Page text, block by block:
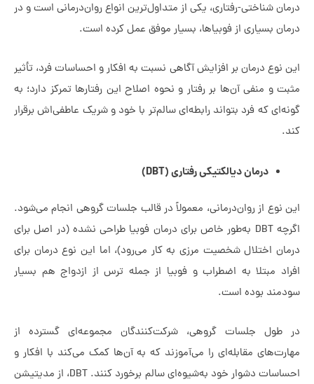
شناختی-رفتاری، یکی از متداول‌ترین انواع روان‌درمانی است و در
بسیاری از فوبیاها، بسیار موفق عمل کرده است.
درمان بر افزایش آگاهی نسبت به افکار و احساسات فرد، تأثیر
و منفی آن‌ها بر رفتار و نحوه اصلاح این رفتارها تمرکز دارد؛ به
که فرد بتواند رابطه‌ای سالم‌تر با خود و شریک عاطفی‌اش برقرار
درمان دیالکتیکی رفتاری (DBT)
از روان‌درمانی، معمولاً در قالب جلسات گروهی انجام می‌شود.
اگرچه DBT به‌طور خاص برای درمان فوبیا طراحی نشده (در اصل برای
اختلال شخصیت مرزی به کار می‌رود)، اما این نوع درمان برای
مبتلا به اضطراب و فوبیا از جمله ترس از ازدواج هم بسیار
بوده است.
جلسات گروهی، شرکت‌کنندگان مجموعه‌ای گسترده از
مقابله‌ای را می‌آموزند که به آن‌ها کمک می‌کند با افکار و
احساسات دشوار خود به‌شیوه‌ای سالم برخورد کنند. DBT، از مدیتیشن